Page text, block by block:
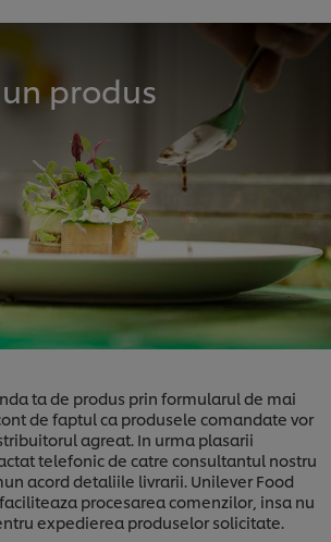
produs
ta de produs prin formularul de mai
de faptul ca produsele comandate vor
agreat. In urma plasarii
telefonic de catre consultantul nostru
acord detaliile livrarii. Unilever Food
procesarea comenzilor, insa nu
expedierea produselor solicitate.